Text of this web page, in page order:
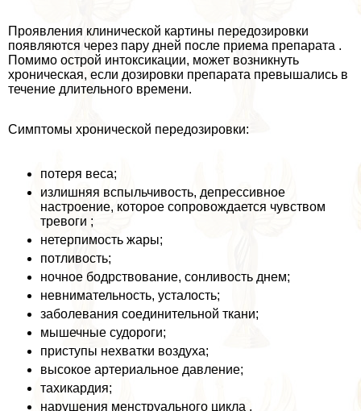
Проявления клинической картины передозировки
появляются через пару дней после приема препарата .
Помимо острой интоксикации, может возникнуть
хроническая, если дозировки препарата превышались в
течение длительного времени.
Симптомы хронической передозировки:
потеря веса;
излишняя вспыльчивость, депрессивное
настроение, которое сопровождается чувством
тревоги ;
нетерпимость жары;
потливость;
ночное бодрствование, сонливость днем;
невнимательность, усталость;
заболевания соединительной ткани;
мышечные судороги;
приступы нехватки воздуха;
высокое артериальное давление;
тахикардия;
нарушения мeнcтpуального цикла .